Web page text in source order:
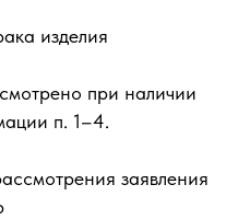
изделия
при наличии
п. 1–4.
заявления